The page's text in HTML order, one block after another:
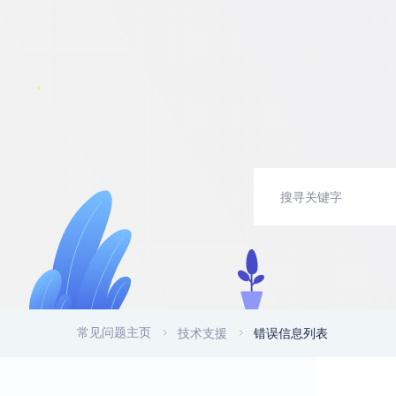
常见问题主页 技术支援 错误信息列表